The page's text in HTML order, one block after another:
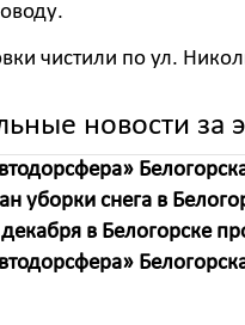
чистили по ул.
новости за
уборки снега в
в Белогорске